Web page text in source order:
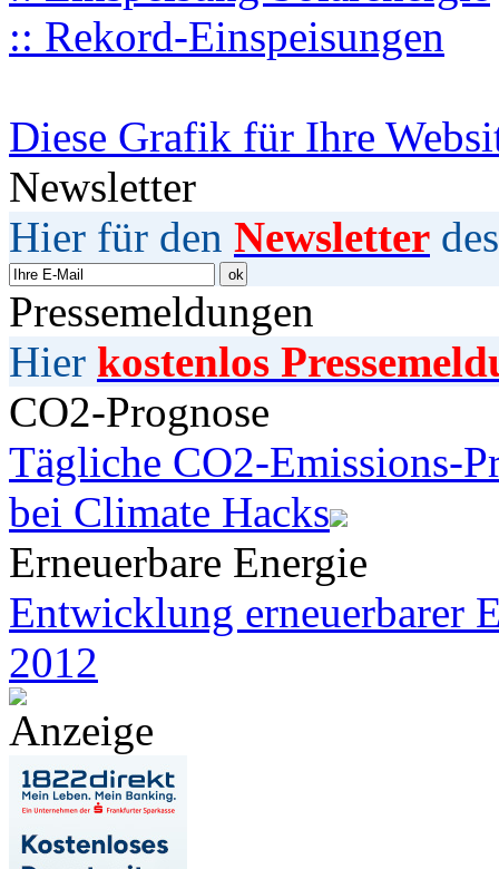
:: Rekord-Einspeisungen
Diese Grafik für Ihre
Newsletter
Hier für den Newsletter
Pressemeldungen
Hier kostenlos
CO2-Prognose
Tägliche CO2-Emissions-
bei Climate Hacks
Erneuerbare Energie
Entwicklung erneuerbarer
2012
Anzeige